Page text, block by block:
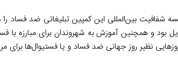
شفافیت بین‌المللی این کمپین تبلیغاتی ضد فساد
بود و همچنین آموزش به شهروندان برای مبارزه با
نظیر روز جهانی ضد فساد و یا فستیوال‌ها